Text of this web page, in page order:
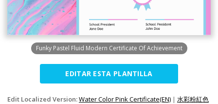
Funky Pastel Fluid Modern Certificate Of Achievement
EDITAR ESTA PLANTILLA
Edit Localized Version:Water Color Pink Certificate(EN) | 水彩粉紅色